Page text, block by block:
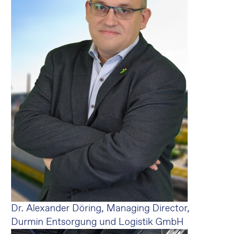
Dr. Alexander Döring, Managing Director,
Durmin Entsorgung und Logistik GmbH